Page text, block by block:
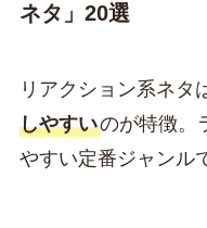
ネタ」20選
リアクション系ネタ
しやすいのが特徴。
やすい定番ジャンル